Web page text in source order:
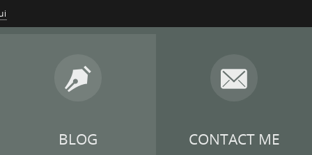
BLOG CONTACT ME